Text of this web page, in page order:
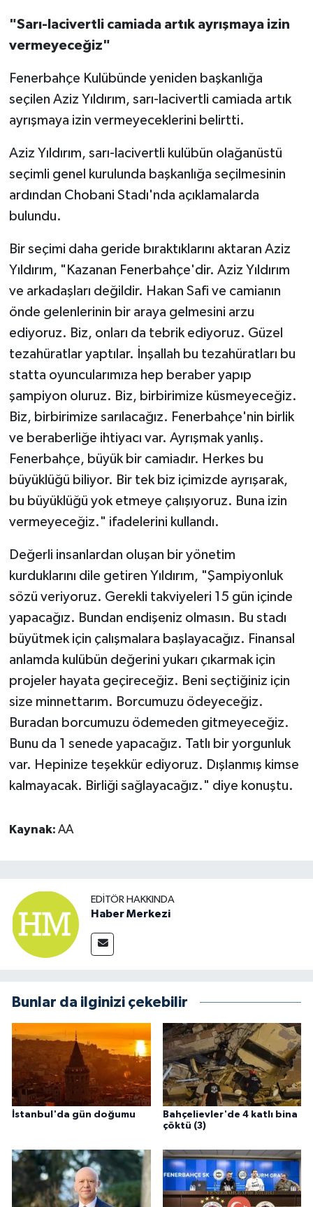
"Sarı-lacivertli camiada artık ayrışmaya izin
vermeyeceğiz"
Fenerbahçe Kulübünde yeniden başkanlığa
seçilen Aziz Yıldırım, sarı-lacivertli camiada artık
ayrışmaya izin vermeyeceklerini belirtti.
Aziz Yıldırım, sarı-lacivertli kulübün olağanüstü
seçimli genel kurulunda başkanlığa seçilmesinin
ardından Chobani Stadı'nda açıklamalarda
bulundu.
Bir seçimi daha geride bıraktıklarını aktaran Aziz
Yıldırım, "Kazanan Fenerbahçe'dir. Aziz Yıldırım
ve arkadaşları değildir. Hakan Safi ve camianın
önde gelenlerinin bir araya gelmesini arzu
ediyoruz. Biz, onları da tebrik ediyoruz. Güzel
tezahüratlar yaptılar. İnşallah bu tezahüratları bu
statta oyuncularımıza hep beraber yapıp
şampiyon oluruz. Biz, birbirimize küsmeyeceğiz.
Biz, birbirimize sarılacağız. Fenerbahçe'nin birlik
ve beraberliğe ihtiyacı var. Ayrışmak yanlış.
Fenerbahçe, büyük bir camiadır. Herkes bu
büyüklüğü biliyor. Bir tek biz içimizde ayrışarak,
bu büyüklüğü yok etmeye çalışıyoruz. Buna izin
vermeyeceğiz." ifadelerini kullandı.
Değerli insanlardan oluşan bir yönetim
kurduklarını dile getiren Yıldırım, "Şampiyonluk
sözü veriyoruz. Gerekli takviyeleri 15 gün içinde
yapacağız. Bundan endişeniz olmasın. Bu stadı
büyütmek için çalışmalara başlayacağız. Finansal
anlamda kulübün değerini yukarı çıkarmak için
projeler hayata geçireceğiz. Beni seçtiğiniz için
size minnettarım. Borcumuzu ödeyeceğiz.
Buradan borcumuzu ödemeden gitmeyeceğiz.
Bunu da 1 senede yapacağız. Tatlı bir yorgunluk
var. Hepinize teşekkür ediyoruz. Dışlanmış kimse
kalmayacak. Birliği sağlayacağız." diye konuştu.
Kaynak: AA
EDITÖR HAKKINDA
Haber Merkezi
Bunlar da ilginizi çekebilir
İstanbul'da gün doğumu
Bahçelievler'de 4 katlı bina
çöktü (3)